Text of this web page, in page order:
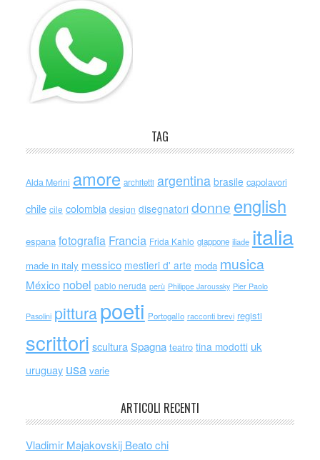
TAG
Alda Merini amore architetti argentina brasile capolavori
chile cile colombia design disegnatori donne english
espana fotografia Francia Frida Kahlo giappone iliade italia
made in italy messico mestieri d' arte moda musica
México nobel pablo neruda perù Philippe Jaroussky Pier Paolo
Pasolini pitturapoeti Portogallo racconti brevi registi
scrittori scultura Spagna teatro tina modotti uk
uruguay usa varie
ARTICOLI RECENTI
Vladimir Majakovskij Beato chi